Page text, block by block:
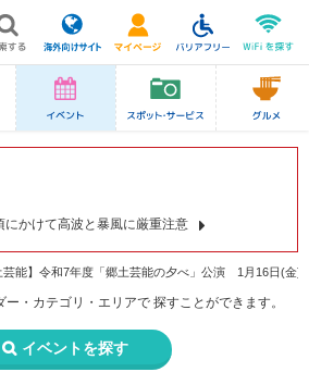
かけて高波と暴風に厳重注意
芸能】令和7年度「郷土芸能の夕べ」公演 1月16日(
ー・カテゴリ・エリアで 探すことができます。
イベントを探す